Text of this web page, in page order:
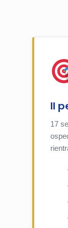
Il
17